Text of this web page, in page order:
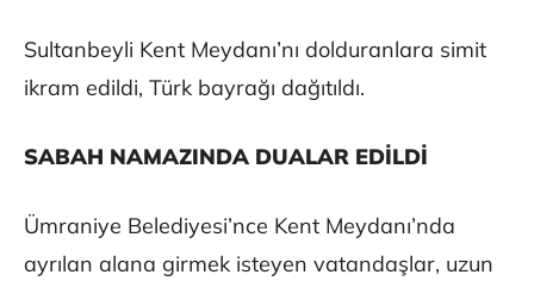
Sultanbeyli Kent Meydanı’nı dolduranlara simit
ikram edildi, Türk bayrağı dağıtıldı.
SABAH NAMAZINDA DUALAR EDİLDİ
Ümraniye Belediyesi’nce Kent Meydanı’nda
ayrılan alana girmek isteyen vatandaşlar, uzun